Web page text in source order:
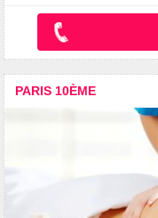
PARIS 10ÈME